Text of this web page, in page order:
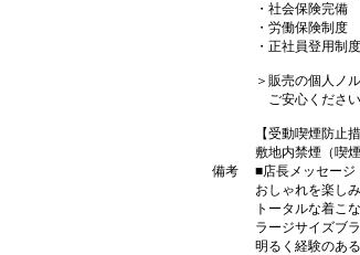
・社会保険完備
・労働保険制度
・正社員登用制度
＞販売の個人ノ
ご安心ください
【受動喫煙防止措
敷地内禁煙（喫煙
備考
■店長メッセージ
おしゃれを楽し
トータルな着こ
ラージサイズブ
明るく経験のあ